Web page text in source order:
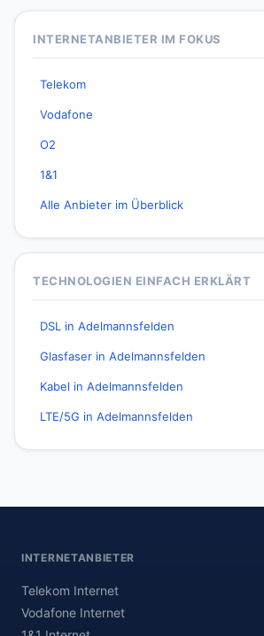
INTERNETANBIETER IM FOKUS
Telekom
Vodafone
O2
1&1
Alle Anbieter im Überblick
TECHNOLOGIEN EINFACH ERKLÄRT
DSL in Adelmannsfelden
Glasfaser in Adelmannsfelden
Kabel in Adelmannsfelden
LTE/5G in Adelmannsfelden
INTERNETANBIETER
Telekom Internet
Vodafone Internet